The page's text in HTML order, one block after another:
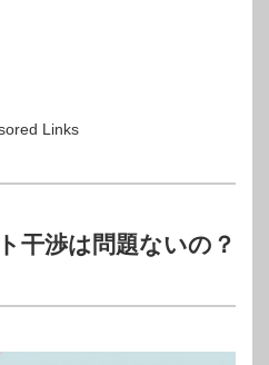
Links
干渉は問題ないの？